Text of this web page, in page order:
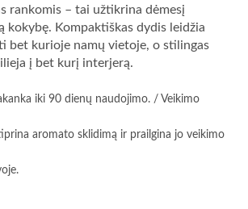
rankomis – tai užtikrina dėmesį
kokybę. Kompaktiškas dydis leidžia
bet kurioje namų vietoje, o stilingas
į bet kurį interjerą.
iki 90 dienų naudojimo. / Veikimo
aromato sklidimą ir prailgina jo veikimo